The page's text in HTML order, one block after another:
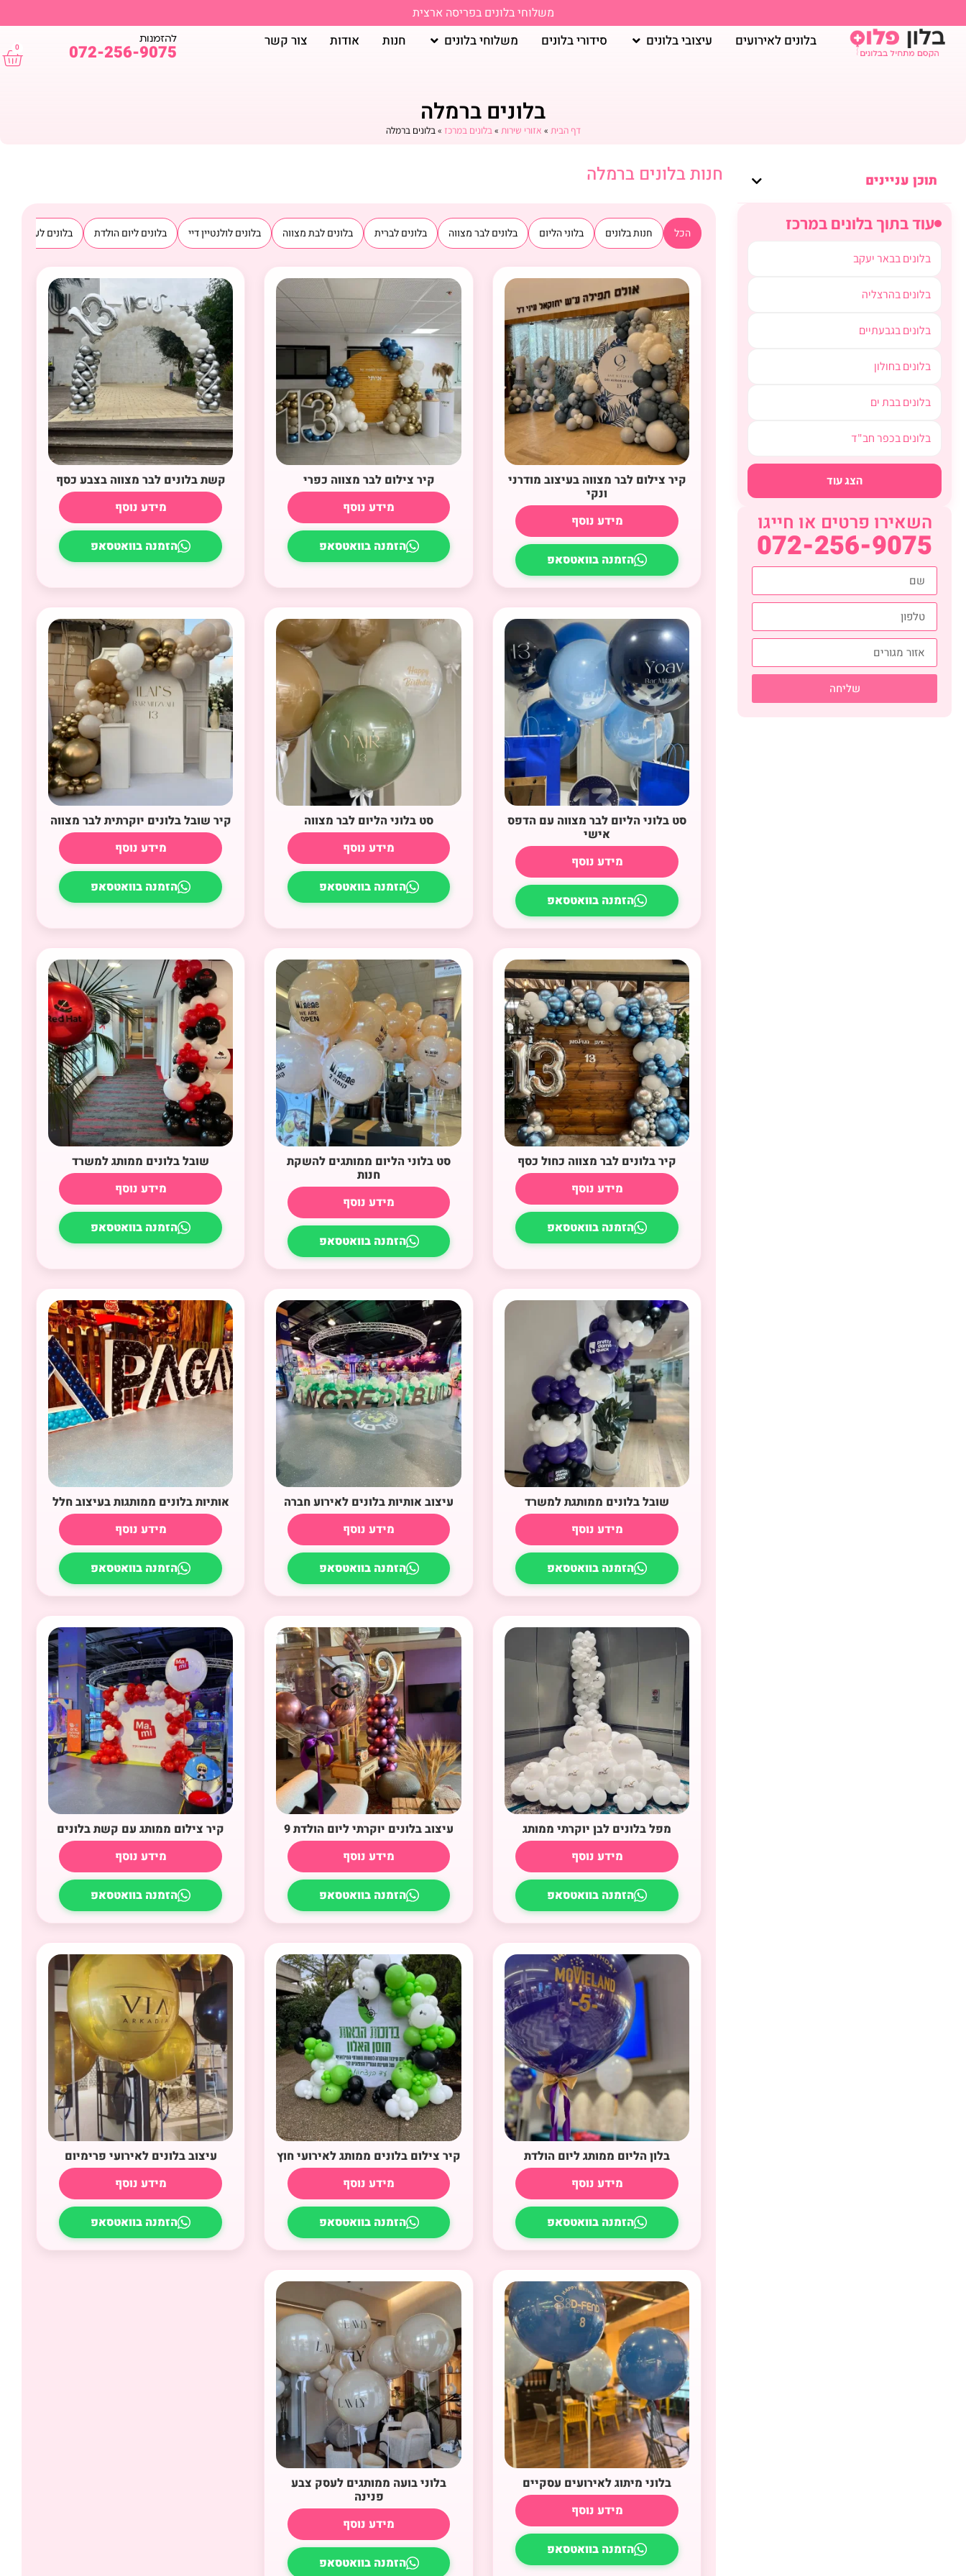
משלוחי בלונים בפריסה ארצית
בלונים לאירועים עיצובי בלונים סידורי בלונים משלוחי בלונים חנות אודות צור קשר 0
להזמנות
072-256-9075
בלונים ברמלה
דף הבית » אזורי שירות »בלונים במרכז »בלונים ברמלה
תוכן עניינים
עוד בתוך בלונים במרכז
בלונים בבאר יעקב
בלונים בהרצליה
בלונים בגבעתיים
בלונים בחולון
בלונים בבת ים
בלונים בכפר חב"ד
הצג עוד
השאירו פרטים או חייגו
072-256-9075
שליחה
חנות בלונים ברמלה
הכל חנות בלונים בלוני הליום בלונים לבר מצווה בלונים לברית בלונים לבת מצווה בלונים לולנטיין דיי בלונים ליום הולדת בלונים לעסקים
קיר צילום לבר מצווה בעיצוב מודרני
ונקי
מידע נוסף
הזמנה בוואטסאפ
קיר צילום לבר מצווה כפרי
מידע נוסף
הזמנה בוואטסאפ
קשת בלונים לבר מצווה בצבע כסף
מידע נוסף
הזמנה בוואטסאפ
סט בלוני הליום לבר מצווה עם הדפס
אישי
מידע נוסף
הזמנה בוואטסאפ
סט בלוני הליום לבר מצווה
מידע נוסף
הזמנה בוואטסאפ
קיר שובל בלונים יוקרתית לבר מצווה
מידע נוסף
הזמנה בוואטסאפ
קיר בלונים לבר מצווה כחול כסף
מידע נוסף
הזמנה בוואטסאפ
סט בלוני הליום ממותגים להשקת
חנות
מידע נוסף
הזמנה בוואטסאפ
שובל בלונים ממותג למשרד
מידע נוסף
הזמנה בוואטסאפ
שובל בלונים ממותגת למשרד
מידע נוסף
הזמנה בוואטסאפ
עיצוב אותיות בלונים לאירוע חברה
מידע נוסף
הזמנה בוואטסאפ
אותיות בלונים ממותגות בעיצוב חלל
מידע נוסף
הזמנה בוואטסאפ
מפל בלונים לבן יוקרתי ממותג
מידע נוסף
הזמנה בוואטסאפ
עיצוב בלונים יוקרתי ליום הולדת 9
מידע נוסף
הזמנה בוואטסאפ
קיר צילום ממותג עם קשת בלונים
מידע נוסף
הזמנה בוואטסאפ
בלון הליום ממותג ליום הולדת
מידע נוסף
הזמנה בוואטסאפ
קיר צילום בלונים ממותג לאירועי חוץ
מידע נוסף
הזמנה בוואטסאפ
עיצוב בלונים לאירועי פרימיום
מידע נוסף
הזמנה בוואטסאפ
בלוני מיתוג לאירועים עסקיים
מידע נוסף
הזמנה בוואטסאפ
בלוני בועה ממותגים לעסק צבע
פנינה
מידע נוסף
הזמנה בוואטסאפ